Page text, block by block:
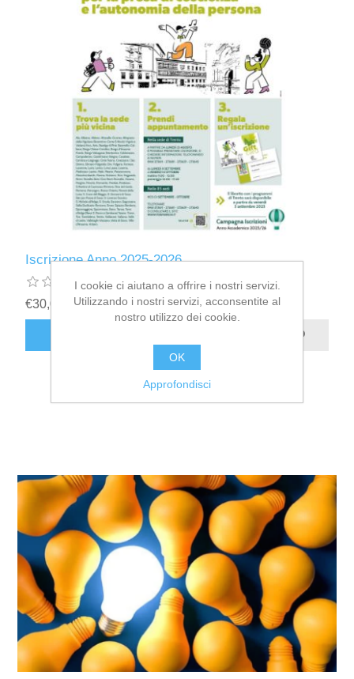
Iscrizione Anno 2025-2026
€30,00
I cookie ci aiutano a offrire i nostri servizi.
Utilizzando i nostri servizi, acconsentite al
nostro utilizzo dei cookie.
OK
Approfondisci